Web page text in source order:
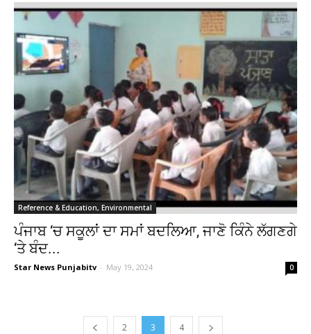
Reference & Education, Environmental
ਪੰਜਾਬ ‘ਚ ਸਕੂਲਾਂ ਦਾ ਸਮਾਂ ਬਦਲਿਆ, ਜਾਣੋ ਕਿੰਨੇ ਲੱਗਣਗੇ
‘ਤੇ ਬੰਦ...
Star News Punjabitv - May 19, 2024 0
2 3 4